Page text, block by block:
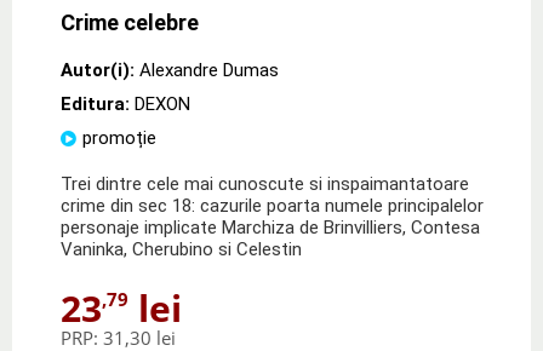
Crime celebre
Autor(i): Alexandre Dumas
Editura: DEXON
promoție
Trei dintre cele mai cunoscute si inspaimantatoare
crime din sec 18: cazurile poarta numele principalelor
personaje implicate Marchiza de Brinvilliers, Contesa
Vaninka, Cherubino si Celestin
23,79 lei
PRP: 31,30 lei